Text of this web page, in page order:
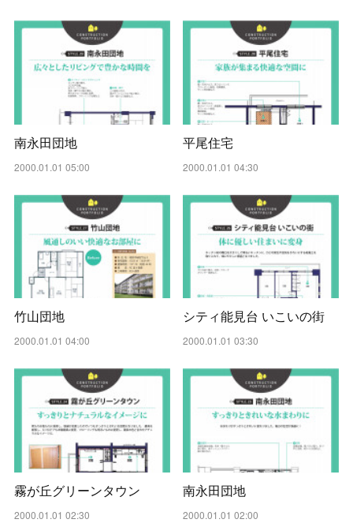
南永田団地
2000.01.01 05:00
平尾住宅
2000.01.01 04:30
竹山団地
2000.01.01 04:00
シティ能見台 いこいの街
2000.01.01 03:30
霧が丘グリーンタウン
2000.01.01 02:30
南永田団地
2000.01.01 02:00